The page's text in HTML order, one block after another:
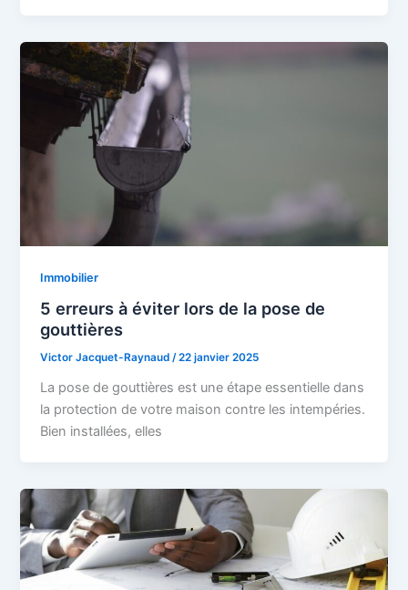
Immobilier
5 erreurs à éviter lors de la pose de
gouttières
Victor Jacquet-Raynaud/22 janvier 2025
La pose de gouttières est une étape essentielle dans
la protection de votre maison contre les intempéries.
Bien installées, elles